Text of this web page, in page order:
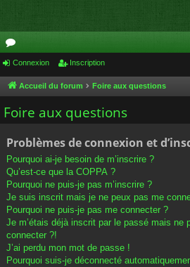
or
u
m
Connexion Inscription
Accueil du forum Foire aux questions
Foire aux questions
Problèmes de connexion et
Pourquoi ai-je besoin de m’inscrire ?
Qu’est-ce que la COPPA ?
Pourquoi ne puis-je pas m’inscrire ?
Je suis inscrit mais je ne peux pas me
Pourquoi ne puis-je pas me connecter ?
Je m’étais déjà inscrit par le passé mais ne
connecter ?!
J’ai perdu mon mot de passe !
Pourquoi suis-je déconnecté